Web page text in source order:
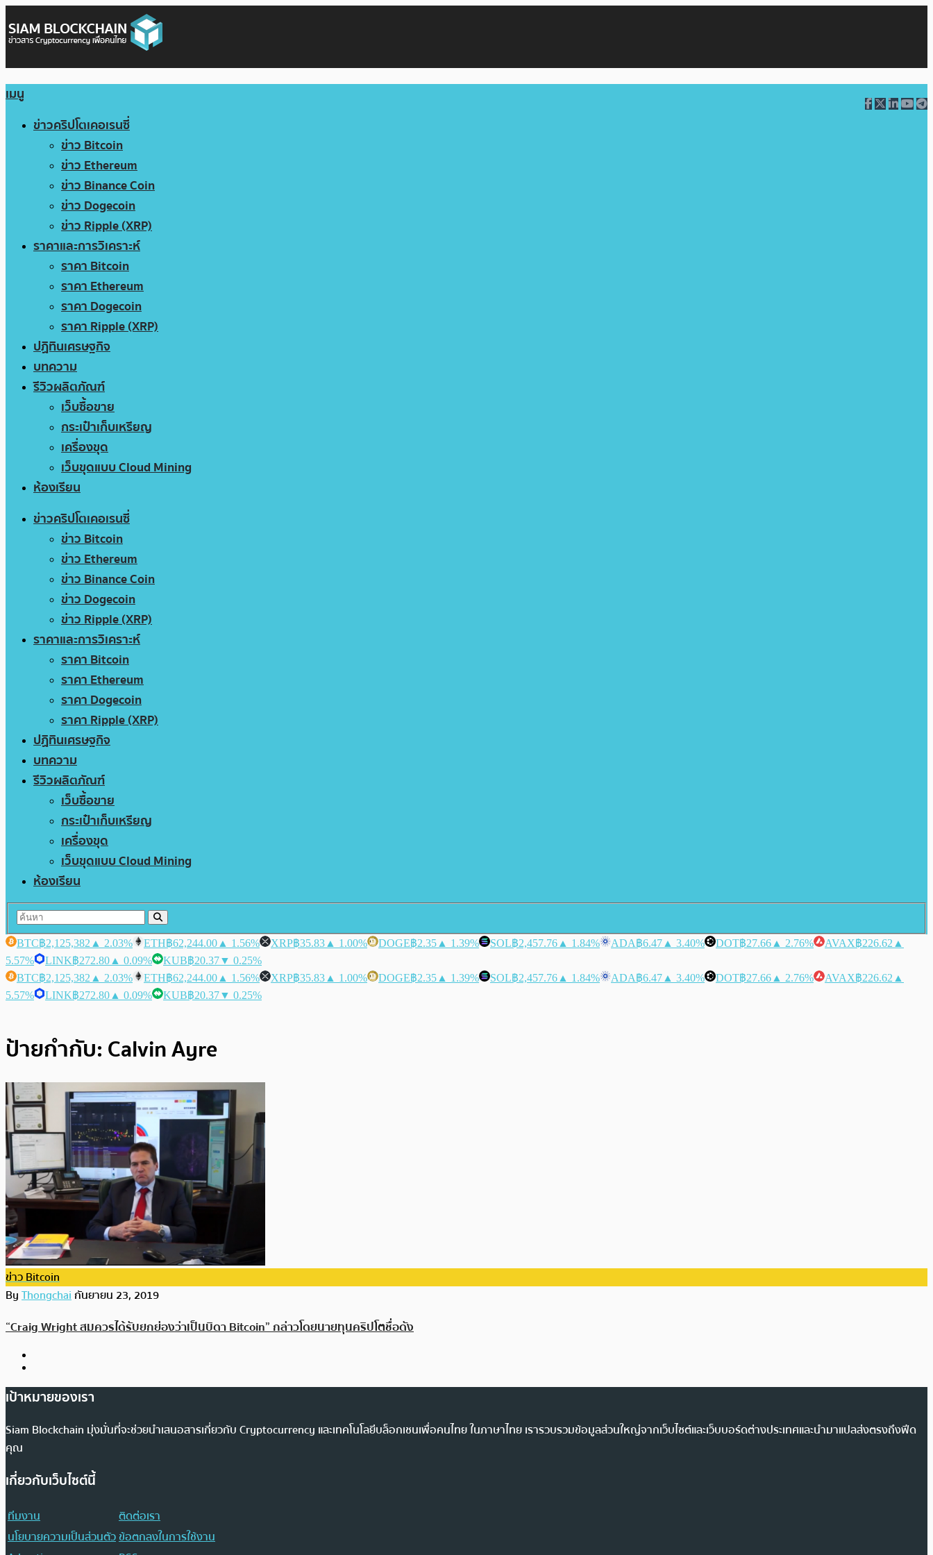
เมนู
ข่าวคริปโตเคอเรนซี่
ข่าว Bitcoin
ข่าว Ethereum
ข่าว Binance Coin
ข่าว Dogecoin
ข่าว Ripple (XRP)
ราคาและการวิเคราะห์
ราคา Bitcoin
ราคา Ethereum
ราคา Dogecoin
ราคา Ripple (XRP)
ปฏิทินเศรษฐกิจ
บทความ
รีวิวผลิตภัณฑ์
เว็บซื้อขาย
กระเป๋าเก็บเหรียญ
เครื่องขุด
เว็บขุดแบบ Cloud Mining
ห้องเรียน
ข่าวคริปโตเคอเรนซี่
ข่าว Bitcoin
ข่าว Ethereum
ข่าว Binance Coin
ข่าว Dogecoin
ข่าว Ripple (XRP)
ราคาและการวิเคราะห์
ราคา Bitcoin
ราคา Ethereum
ราคา Dogecoin
ราคา Ripple (XRP)
ปฏิทินเศรษฐกิจ
บทความ
รีวิวผลิตภัณฑ์
เว็บซื้อขาย
กระเป๋าเก็บเหรียญ
เครื่องขุด
เว็บขุดแบบ Cloud Mining
ห้องเรียน
BTC฿2,125,382 ▲ 2.03% ETH฿62,244.00 ▲ 1.56% XRP฿35.83 ▲ 1.00% DOGE฿2.35 ▲ 1.39% SOL฿2,457.76 ▲ 1.84% ADA฿6.47 ▲ 3.40% DOT฿27.66 ▲ 2.76% AVAX฿226.62 ▲
5.57%
LINK฿272.80 ▲ 0.09% KUB฿20.37▼ 0.25%
BTC฿2,125,382 ▲ 2.03% ETH฿62,244.00 ▲ 1.56% XRP฿35.83 ▲ 1.00% DOGE฿2.35 ▲ 1.39% SOL฿2,457.76 ▲ 1.84% ADA฿6.47 ▲ 3.40% DOT฿27.66 ▲ 2.76% AVAX฿226.62 ▲
5.57%
LINK฿272.80 ▲ 0.09% KUB฿20.37▼ 0.25%
ป้ายกำกับ: Calvin Ayre
ข่าว Bitcoin
ByThongchaiกันยายน 23, 2019
“Craig Wright สมควรได้รับยกย่องว่าเป็นบิดา Bitcoin” กล่าวโดยนายทุนคริปโตชื่อดัง
เป้าหมายของเรา
Siam Blockchain มุ่งมั่นที่จะช่วยนำเสนอสารเกี่ยวกับ Cryptocurrency และเทคโนโลยีบล็อกเชนเพื่อคนไทย ในภาษาไทย เรารวบรวมข้อมูลส่วนใหญ่จากเว็บไซต์และเว็บบอร์ดต่างประเทศและนำมาแปลส่งตรงถึงฟีด
คุณ
เกี่ยวกับเว็บไซต์นี้
ทีมงาน
ติดต่อเรา
นโยบายความเป็นส่วนตัวข้อตกลงในการใช้งาน